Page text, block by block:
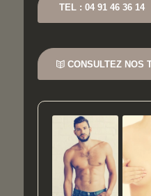
TEL : 04 91 46 36 14
CONSULTEZ NOS